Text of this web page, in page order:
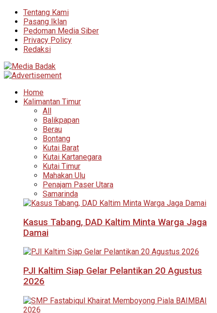
Tentang Kami
Pasang Iklan
Pedoman Media Siber
Privacy Policy
Redaksi
Home
Kalimantan Timur
All
Balikpapan
Berau
Bontang
Kutai Barat
Kutai Kartanegara
Kutai Timur
Mahakan Ulu
Penajam Paser Utara
Samarinda
Kasus Tabang, DAD Kaltim Minta Warga Jaga
Damai
PJI Kaltim Siap Gelar Pelantikan 20 Agustus
2026